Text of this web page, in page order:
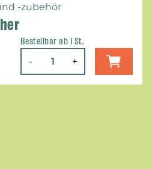
-zubehör
Bestellbar ab 1 St.
- +